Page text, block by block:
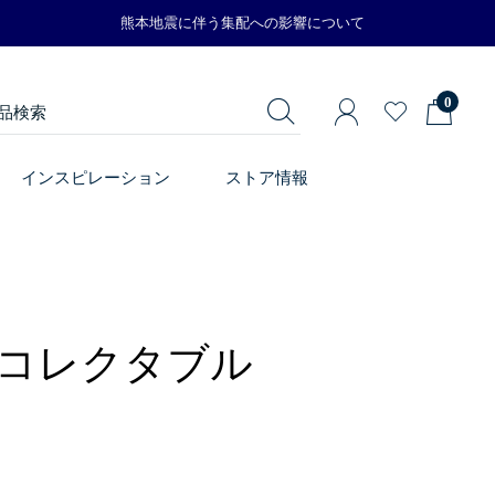
熊本地震に伴う集配への影響について
0
インスピレーション ストア情報
コレクタブル